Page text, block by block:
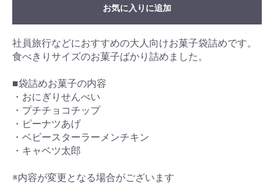
お気に入りに追加
社員旅行などにおすすめの大人向けお菓子袋詰めです。
食べきりサイズのお菓子ばかり詰めました。
■袋詰めお菓子の内容
・おにぎりせんべい
・プチチョコチップ
・ピーナツあげ
・ベビースターラーメンチキン
・キャベツ太郎
※内容が変更となる場合がございます